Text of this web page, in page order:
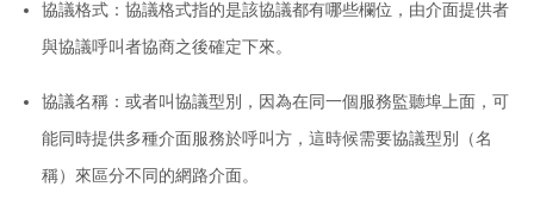
協議格式： 協議格式指的是該協議都有哪些欄位，由介面提供者
與協議呼叫者協商之後確定下來。
協議名稱： 或者叫協議型別，因為在同一個服務監聽埠上面，可
能同時提供多種介面服務於呼叫方，這時候需要協議型別（名
稱）來區分不同的網路介面。